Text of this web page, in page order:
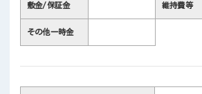
敷金/保証金 維持費等
その他一時金